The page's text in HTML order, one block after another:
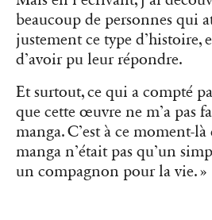
beaucoup de personnes qui
justement ce type d’histoire,
d’avoir pu leur répondre.
Et surtout, ce qui a compté
que cette œuvre ne m’a pas
manga. C’est à ce moment-
manga n’était pas qu’un
un compagnon pour la vie. »